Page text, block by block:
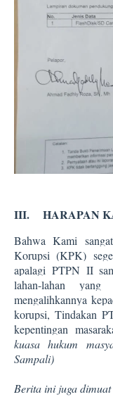
III. HARAPAN
Bahwa Kami
Korupsi (KPK)
apalagi PTPN II
lahan-lahan
mengalihkannya
korupsi, Tindakan
kepentingan
kuasa hukum
Sampali)
Berita ini juga